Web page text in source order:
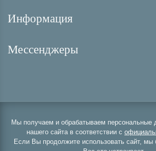
Информация
Мессенджеры
Мы получаем и обрабатываем персональные
нашего сайта в соответствии с
Если Вы продолжите использовать сайт, мы